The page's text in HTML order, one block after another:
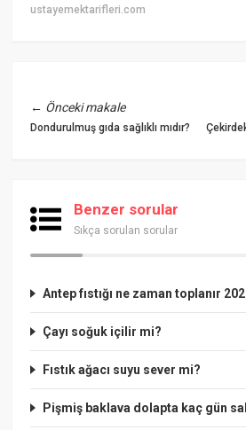
ustayemektarifleri.com
← Önceki makale
Dondurulmuş gıda sağlıklı mıdır?
Benzer sorular
Sıkça sorulan sorular
Antep fıstığı ne zaman toplanır
Çayı soğuk içilir mi?
Fıstık ağacı suyu sever mi?
Pişmiş baklava dolapta kaç gün